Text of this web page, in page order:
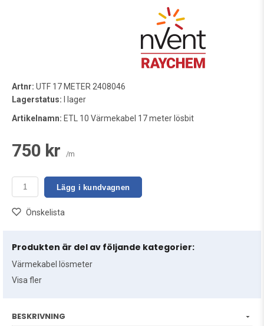
Artnr: UTF 17 METER 2408046
Lagerstatus: I lager
Artikelnamn: ETL 10 Värmekabel 17 meter lösbit
750 kr /m
Lägg i kundvagnen
Önskelista
Produkten är del av följande kategorier:
Värmekabel lösmeter
Visa fler
BESKRIVNING